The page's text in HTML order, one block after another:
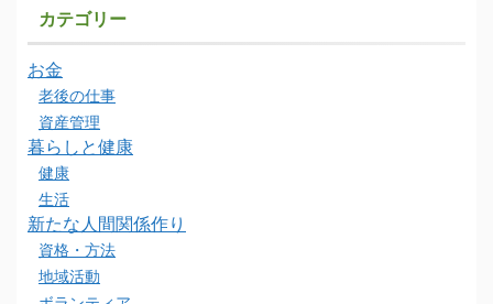
カテゴリー
お金
老後の仕事
資産管理
暮らしと健康
健康
生活
新たな人間関係作り
資格・方法
地域活動